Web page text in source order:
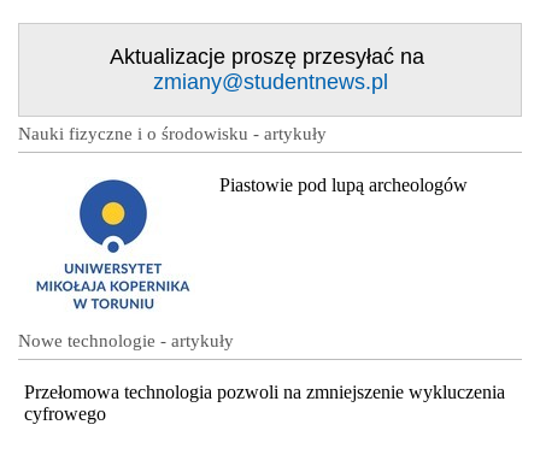
Aktualizacje proszę przesyłać na
zmiany@studentnews.pl
Nauki fizyczne i o środowisku - artykuły
Piastowie pod lupą archeologów
Nowe technologie - artykuły
Przełomowa technologia pozwoli na zmniejszenie wykluczenia
cyfrowego